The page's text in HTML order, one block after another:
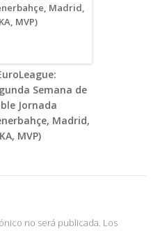
Semana de
Jornada
Madrid,
MVP)
no será publicada. Los